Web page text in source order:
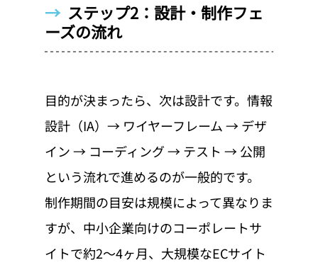
→ ステップ2：設計・制作フェ
ーズの流れ
目的が決まったら、次は設計です。情報
設計（IA）→ ワイヤーフレーム → デザ
イン → コーディング → テスト → 公開
という流れで進めるのが一般的です。
制作期間の目安は規模によって異なりま
すが、中小企業向けのコーポレートサ
イトで約2〜4ヶ月、大規模なECサイト